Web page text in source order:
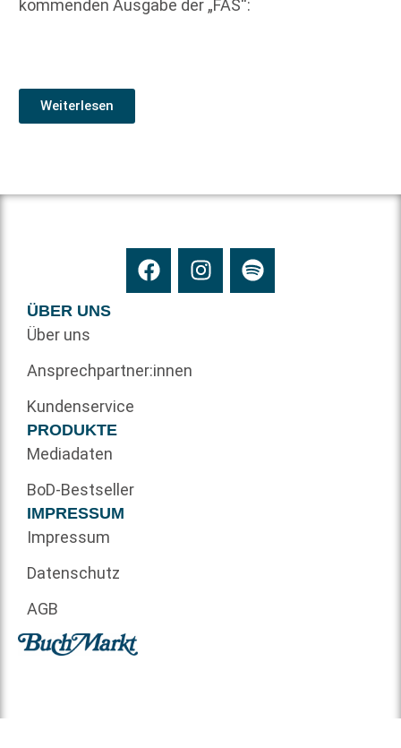
kommenden Ausgabe der „FAS“:
Weiterlesen
ÜBER UNS
Über uns
Ansprechpartner:innen
Kundenservice
PRODUKTE
Mediadaten
BoD-Bestseller
IMPRESSUM
Impressum
Datenschutz
AGB